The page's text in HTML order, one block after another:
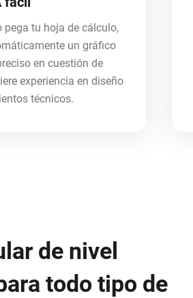
pega tu hoja de cálculo,
un gráfico
en cuestión de
experiencia en diseño
técnicos.
de nivel
todo tipo de